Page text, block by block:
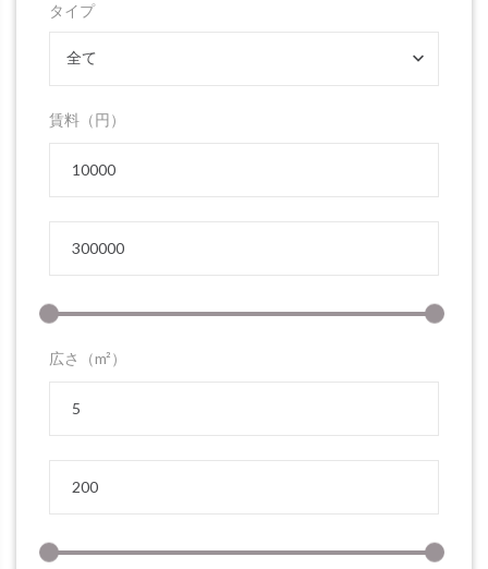
タイプ
全て
賃料（円）
広さ（m²）